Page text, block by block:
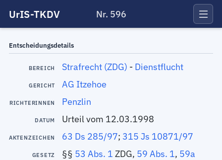
UrIS-TKDV Nr. 596
Entscheidungsdetails
BEREICH Strafrecht (ZDG) - Dienstflucht
GERICHT AG Itzehoe
RICHTERINNEN Penzlin
DATUM Urteil vom 12.03.1998
AKTENZEICHEN 63 Ds 285/97; 315 Js 10871/97
GESETZ §§ 53 Abs. 1 ZDG, 59 Abs. 1, 59a